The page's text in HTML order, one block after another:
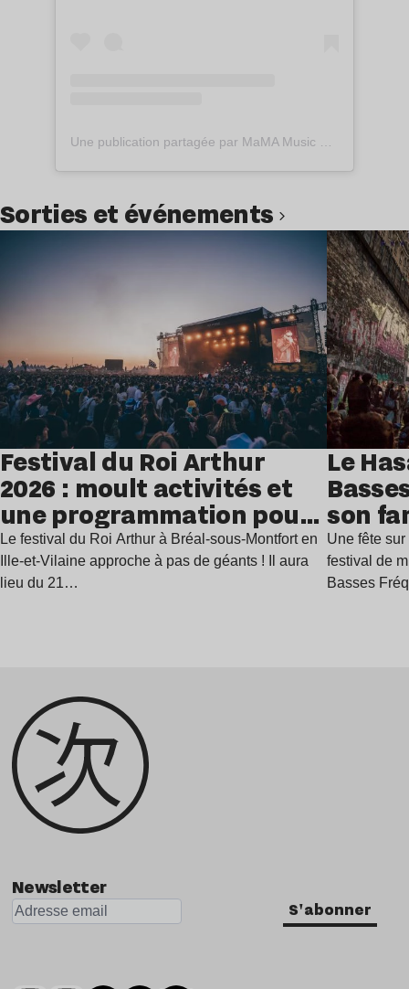
Sorties et événements
Festival du Roi Arthur
2026 : moult activités et
une programmation pour
festoyer
Le festival du Roi Arthur à Bréal-sous-Montfort en
Ille-et-Vilaine approche à pas de géants ! Il aura
lieu du 21…
Le
son
juillet
Une fête
festival de
Basses
Newsletter
S'abonner